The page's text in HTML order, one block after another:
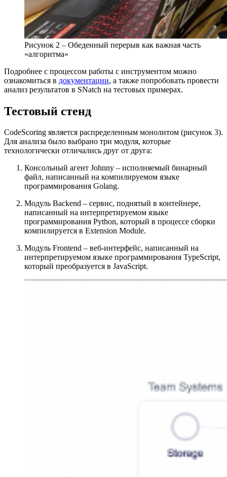
Рисунок 2 – Обеденный перерыв как важная часть
«алгоритма»
Подробнее с процессом работы с инструментом можно
ознакомиться в документации, а также попробовать провести
анализ результатов в SNatch на тестовых примерах.
Тестовый стенд
CodeScoring является распределенным монолитом (рисунок 3).
Для анализа было выбрано три модуля, которые
технологически отличались друг от друга:
Консольный агент Johnny – исполняемый бинарный
файл, написанный на компилируемом языке
программирования Golang.
Модуль Backend – сервис, поднятый в контейнере,
написанный на интерпретируемом языке
программирования Python, который в процессе сборки
компилируется в Extension Module.
Модуль Frontend – веб-интерфейс, написанный на
интерпретируемом языке программирования TypeScript,
который преобразуется в JavaScript.